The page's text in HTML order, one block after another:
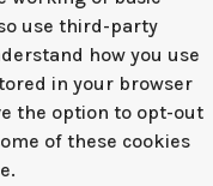
use third-party
how you use
in your browser
the option to opt-out
of these cookies